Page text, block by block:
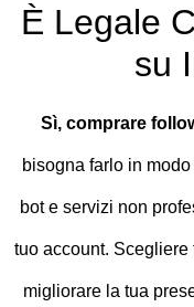
È Legale
su
Sì, comprare
bisogna farlo in
bot e servizi non
tuo account.
migliorare la tua